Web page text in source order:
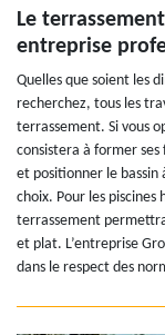
Le
entreprise
Quelles que soient les
recherchez, tous les
terrassement. Si vous
consistera à former
et positionner le bassin
choix. Pour les
terrassement
et plat. L’entreprise
dans le respect des